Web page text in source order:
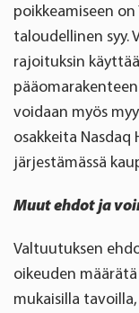
poikkeamiseen
taloudellinen syy.
rajoituksin
voidaan myös
osakkeita Nasdaq
järjestämässä
Muut ehdot ja
Valtuutuksen
oikeuden
mukaisilla